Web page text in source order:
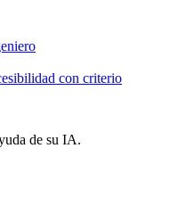
con criterio
de su IA.